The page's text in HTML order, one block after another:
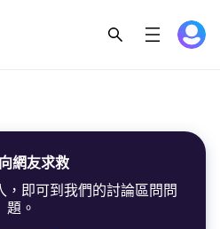
向網友求救
，即可到我們的討論區問問
題。